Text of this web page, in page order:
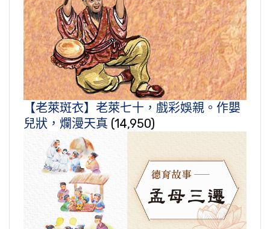
【老萊斑衣】老萊七十，戲彩娛親。作嬰
兒狀，爛漫天真 (14,950)